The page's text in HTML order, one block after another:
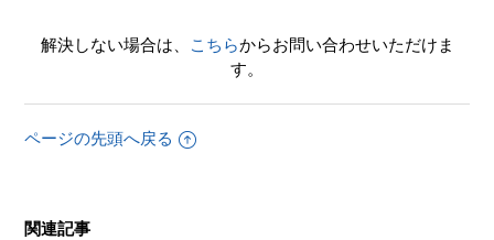
解決しない場合は、 こちらからお問い合わせいただけま
す。
ページの先頭へ戻る
関連記事